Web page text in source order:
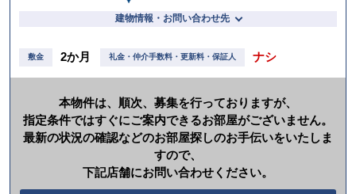
建物情報・お問い合わせ先
敷金 2か月 礼金・仲介手数料・更新料・保証人 ナシ
本物件は、順次、募集を行っておりますが、
指定条件ではすぐにご案内できるお部屋がございません。
最新の状況の確認などのお部屋探しのお手伝いをいたしま
すので、
下記店舗にお問い合わせください。